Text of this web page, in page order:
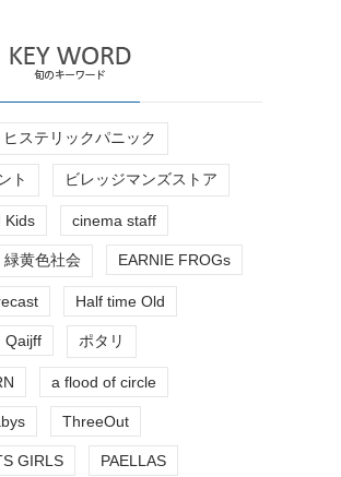
ヒステリックパニック
ト ビレッジマンズストア
Kids cinema staff
緑黄色社会 EARNIE FROGs
Half time Old
Qaijff ポタリ
a flood of circle
ThreeOut
GIRLS PAELLAS